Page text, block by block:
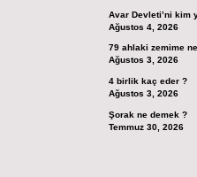
Avar Devleti’ni kim
Ağustos 4, 2026
79 ahlaki zemime
Ağustos 3, 2026
4 birlik kaç eder ?
Ağustos 3, 2026
Şorak ne demek ?
Temmuz 30, 2026